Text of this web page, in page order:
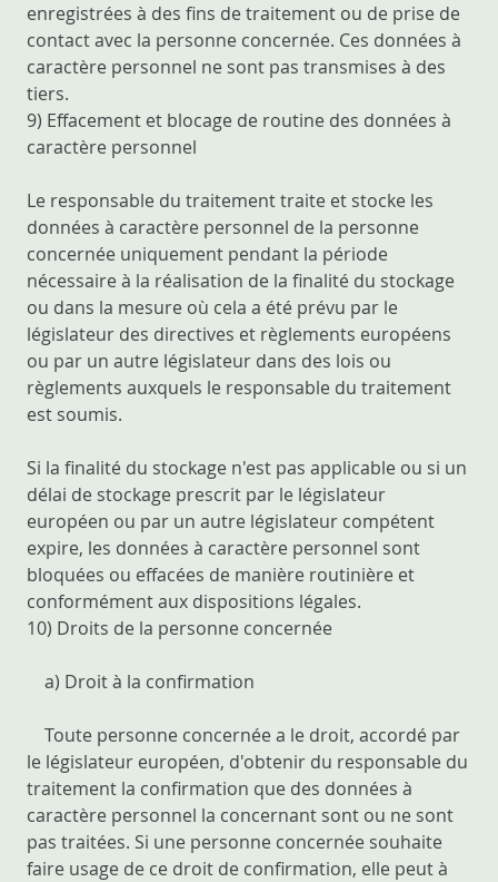
enregistrées à des fins de traitement ou de prise de
contact avec la personne concernée. Ces données à
caractère personnel ne sont pas transmises à des
tiers.
9) Effacement et blocage de routine des données à
caractère personnel
Le responsable du traitement traite et stocke les
données à caractère personnel de la personne
concernée uniquement pendant la période
nécessaire à la réalisation de la finalité du stockage
ou dans la mesure où cela a été prévu par le
législateur des directives et règlements européens
ou par un autre législateur dans des lois ou
règlements auxquels le responsable du traitement
est soumis.
Si la finalité du stockage n'est pas applicable ou si un
délai de stockage prescrit par le législateur
européen ou par un autre législateur compétent
expire, les données à caractère personnel sont
bloquées ou effacées de manière routinière et
conformément aux dispositions légales.
10) Droits de la personne concernée
a) Droit à la confirmation
Toute personne concernée a le droit, accordé par
le législateur européen, d'obtenir du responsable du
traitement la confirmation que des données à
caractère personnel la concernant sont ou ne sont
pas traitées. Si une personne concernée souhaite
faire usage de ce droit de confirmation, elle peut à